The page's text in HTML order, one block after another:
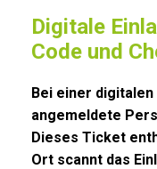
Digitale
Code und
Bei einer
angemeldete
Dieses Ticket
Ort scannt das